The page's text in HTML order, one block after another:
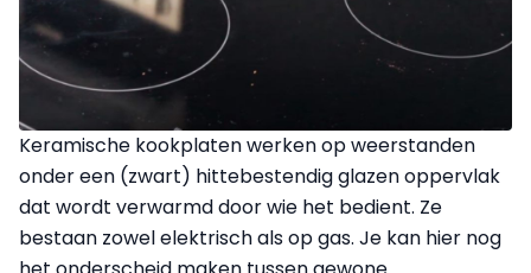
Keramische kookplaten werken op weerstanden
onder een (zwart) hittebestendig glazen oppervlak
dat wordt verwarmd door wie het bedient. Ze
bestaan zowel elektrisch als op gas. Je kan hier nog